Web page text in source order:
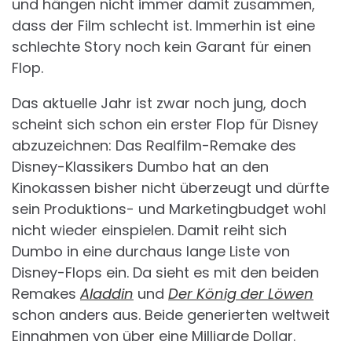
und hängen nicht immer damit zusammen,
dass der Film schlecht ist. Immerhin ist eine
schlechte Story noch kein Garant für einen
Flop.
Das aktuelle Jahr ist zwar noch jung, doch
scheint sich schon ein erster Flop für Disney
abzuzeichnen: Das Realfilm-Remake des
Disney-Klassikers Dumbo hat an den
Kinokassen bisher nicht überzeugt und dürfte
sein Produktions- und Marketingbudget wohl
nicht wieder einspielen. Damit reiht sich
Dumbo in eine durchaus lange Liste von
Disney-Flops ein. Da sieht es mit den beiden
Remakes Aladdin und Der König der Löwen
schon anders aus. Beide generierten weltweit
Einnahmen von über eine Milliarde Dollar.